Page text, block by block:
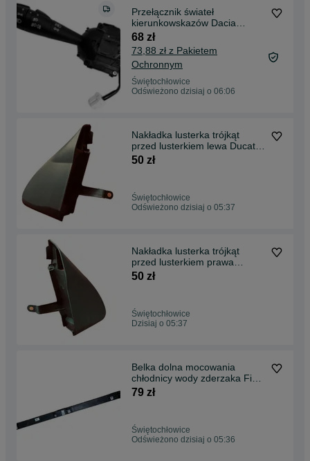
Przełącznik świateł
kierunkowskazów Dacia
Dokker Duster Logan Sandero
68 zł
73,88 zł z Pakietem
Ochronnym
Świętochłowice
Odświeżono dzisiaj o 06:06
Nakładka lusterka trójkąt
przed lusterkiem lewa Ducato
Boxer Jumper
50 zł
Świętochłowice
Odświeżono dzisiaj o 05:37
Nakładka lusterka trójkąt
przed lusterkiem prawa
Ducato Boxer Jumper
50 zł
Świętochłowice
Dzisiaj o 05:37
Belka dolna mocowania
chłodnicy wody zderzaka Fiat
Tipo oryginał nowa
79 zł
Świętochłowice
Odświeżono dzisiaj o 05:36